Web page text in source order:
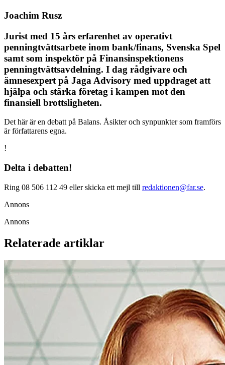
Joachim Rusz
Jurist med 15 års erfarenhet av operativt
penningtvättsarbete inom bank/finans, Svenska Spel
samt som inspektör på Finansinspektionens
penningtvättsavdelning. I dag rådgivare och
ämnesexpert på Jaga Advisory med uppdraget att
hjälpa och stärka företag i kampen mot den
finansiell brottsligheten.
Det här är en debatt på Balans. Åsikter och synpunkter som framförs
är författarens egna.
!
Delta i debatten!
Ring 08 506 112 49 eller skicka ett mejl till redaktionen@far.se.
Annons
Annons
Relaterade artiklar